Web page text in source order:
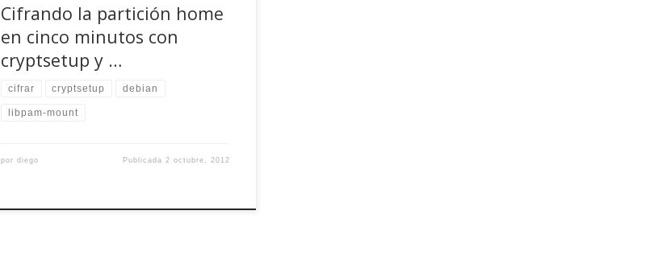
Cifrando la partición home
en cinco minutos con
cryptsetup y …
cifrar cryptsetup debian
libpam-mount
pordiego Publicada 2 octubre, 2012